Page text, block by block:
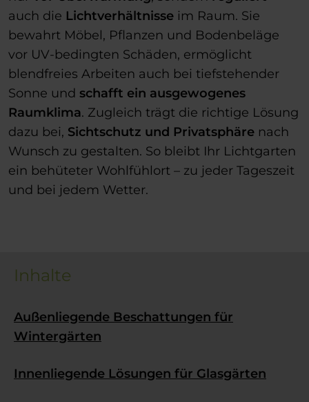
auch die Lichtverhältnisse im Raum. Sie
bewahrt Möbel, Pflanzen und Bodenbeläge
vor UV-bedingten Schäden, ermöglicht
blendfreies Arbeiten auch bei tiefstehender
Sonne und schafft ein ausgewogenes
Raumklima. Zugleich trägt die richtige Lösung
dazu bei, Sichtschutz und Privatsphäre nach
Wunsch zu gestalten. So bleibt Ihr Lichtgarten
ein behüteter Wohlfühlort – zu jeder Tageszeit
und bei jedem Wetter.
Inhalte
Außenliegende Beschattungen für
Wintergärten
Innenliegende Lösungen für Glasgärten